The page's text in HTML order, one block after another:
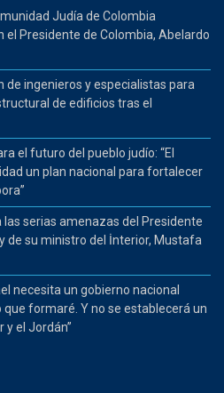
Judía de Colombia
Presidente de Colombia, Abelardo
de ingenieros y especialistas para
de edificios tras el
el futuro del pueblo judío: “El
un plan nacional para fortalecer
serias amenazas del Presidente
de su ministro del İnterior, Mustafa
necesita un gobierno nacional
formaré. Y no se establecerá un
y el Jordán”